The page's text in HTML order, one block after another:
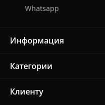
Whatsapp
Информация
Категории
Клиенту